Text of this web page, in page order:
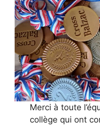
Merci à toute
collège qui ont